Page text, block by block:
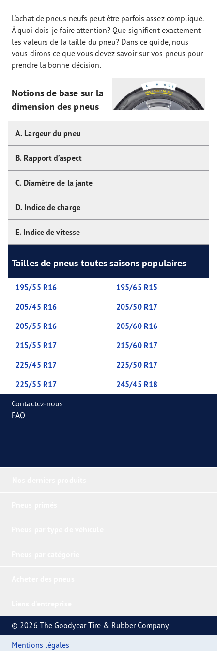
L'achat de pneus neufs peut être parfois assez compliqué.
À quoi dois-je faire attention? Que signifient exactement
les valeurs de la taille du pneu? Dans ce guide, nous
vous dirons ce que vous devez savoir sur vos pneus pour
prendre la bonne décision.
Notions de base sur la
dimension des pneus
A. Largeur du pneu
B. Rapport d’aspect
C. Diamètre de la jante
D. Indice de charge
E. Indice de vitesse
Tailles de pneus toutes saisons populaires
195/55 R16
195/65 R15
205/45 R16
205/50 R17
205/55 R16
205/60 R16
215/55 R17
215/60 R17
225/45 R17
225/50 R17
225/55 R17
245/45 R18
Contactez-nous
FAQ
© 2026 The Goodyear Tire & Rubber Company
Mentions légales